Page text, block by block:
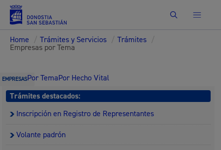
Buscar
Home / Trámites y Servicios / Trámites /
Empresas por Tema
EMPRESASPor TemaPor Hecho Vital
Trámites destacados:
Inscripción en Registro de Representantes
Volante padrón